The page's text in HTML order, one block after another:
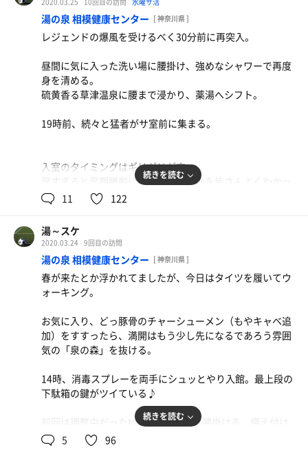
水風呂前に膝まずき、頭からぶっかけの儀式。
キンキンで刺激的なバイブラに浸かると、思わず声も出
る。
露天休憩ととのい椅子。
壁際から空を見上げる15時ジャスト。
日の丸を両翼に付けた軍用機が刺激的な轟音を奏でながら
上空を横切る。。
音色が共鳴…ディープリラックスタイム。
ピリつく肌、赤いマダラ模様。
そんな感じの久々計4セット。
薬湯の袋を左肩に乗せ、ピリピリと刺激的なやつが来たら
〆（薬湯注入タイムがなくなってました…）。
お気に入り別館「大樽」は休業中。。
超ハッピーアワーの継続を祈りつつ感謝の退館！（送迎ラ
したい…。
受付で800円を支払うと、下駄箱まで導いてくれるスタイ
鍵はそのまま彼女が保管してくれるので受取不要、即脱衣
所へ向かう。
浴場、サ室含め先客2名♪
先客がサ室を出たタイミングを見計らい、貸切の扉をそっ
と開く。
2段目ストーブ横に着席。
背もたれの木の部分に身を任せると、
一瞬アッチ！ってなるので慎重に。
正面には上からメトス社製の温度計、砂時計、12分計。
とりあえず砂時計もクルッと回しじっくり蒸される12分。
こわばったカラダを緩めると、頭からポタポタと汗が止め
どなく滴る。。
小さなストーンストーブが、たまにチン、チン♪と鳴るだ
けの静寂の空間。
部屋の照明が少し明るいので、ひとつ落とせばより雰囲気
出るのではないかと個人的には思う。
白いプラ桶で掛け水してから、水温計が18℃付近を指すコ
ンパクトな水風呂へ。
（2人入ると危ういサイズなのでオトナの対応が求められ
る）
湯の泉 相模健康センター [ 神奈川県 ]
レジェンドの爆風を受けるべく30分前に再突入。
昼間に気に入った洗い場に腰掛け、強めなシャワーで再度
身を清める。
硫黄香る草津温泉に腰まで浸かり、薬湯へシフト。
19時前、続々と猛者がサ室前に集まる。
入室のタイミングはギリギリが吉。
早すぎると早期離脱になってしまうのを皆さんよくわかっ
ている。
20名弱に埋まる空間、最上段に気合いのスタンバイ！（前
回はヒヨって3段目）
「相模のロウリュ初めての方？」とか、「サ室出入り自由
だから無理しないように！」とか、一連の声かけをしてか
らのスタート。
せん。
正気を装いつつ強烈な爆風を4度受け、フラフラになり退
室。。。
掛け水からの水風呂、バイブラの中心でプカ浮きした後は
露天で休憩。見上げると夜空には星が瞬く。
ひとしきり余韻に浸ってると、SSKサン、エビハラさんに
優しい涼やかな風を赤いうちわで送って頂き感謝の退館。
続きを読む
11 122
湯～スケ
2020.03.24 9回目の訪問
湯の泉 相模健康センター [ 神奈川県 ]
春が来たとか浮かれてましたが、今日はタイツを履いてウ
ォーキング。
お気に入り、どっ豚骨のチャーシューメン（もやキャベ追
加）をすすったら、満開はもう少し先になるであろう雰囲
気の「泉の森」を抜ける。
14時、消毒スプレーを両手にシュッとやり入館。最上段の
下駄箱の鍵がツイている♪
前回は調整中だったNo.18の洗い場に腰掛ける。備え付け
のナイロンタオルと丸ブラシで全身を清め、最後に歯を磨
続きを読む
5 96